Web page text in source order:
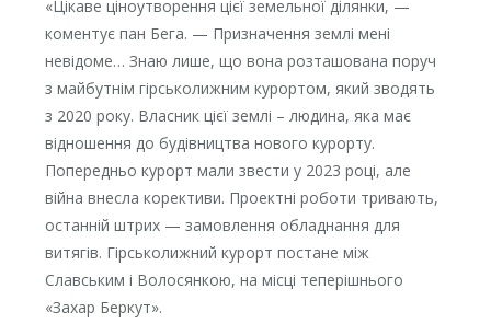
«Цікаве ціноутворення цієї земельної ділянки, —
коментує пан Бега. — Призначення землі мені
невідоме… Знаю лише, що вона розташована поруч
з майбутнім гірськолижним курортом, який зводять
з 2020 року. Власник цієї землі – людина, яка має
відношення до будівництва нового курорту.
Попередньо курорт мали звести у 2023 році, але
війна внесла корективи. Проектні роботи тривають,
останній штрих — замовлення обладнання для
витягів. Гірськолижний курорт постане між
Славським і Волосянкою, на місці теперішнього
«Захар Беркут».